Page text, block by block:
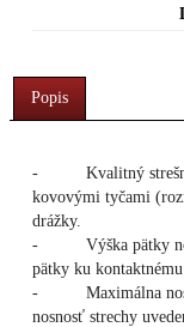
Popis
- Kvalitný strešný
kovovými tyčami
drážky.
- Výška pätky
pätky ku
- Maximálna
nosnosť strechy